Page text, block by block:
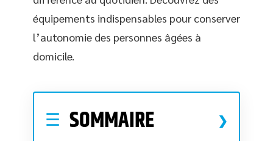
équipements indispensables pour conserver
l’autonomie des personnes âgées à
domicile.
SOMMAIRE